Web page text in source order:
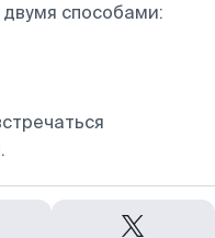
способами: